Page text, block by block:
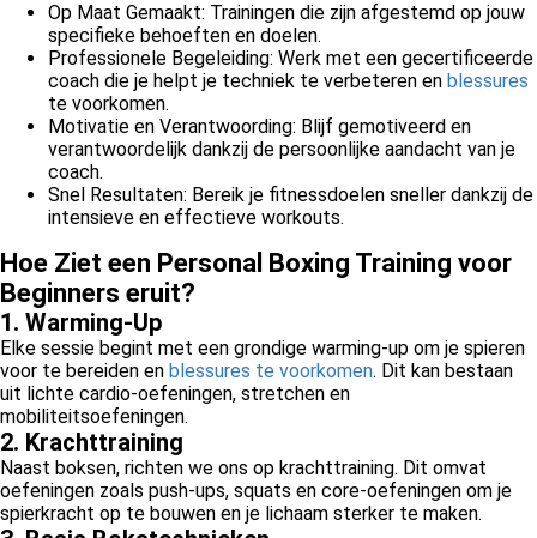
Op Maat Gemaakt: Trainingen die zijn afgestemd op jouw
specifieke behoeften en doelen.
Professionele Begeleiding: Werk met een gecertificeerde
coach die je helpt je techniek te verbeteren en blessures
te voorkomen.
Motivatie en Verantwoording: Blijf gemotiveerd en
verantwoordelijk dankzij de persoonlijke aandacht van je
coach.
Snel Resultaten: Bereik je fitnessdoelen sneller dankzij de
intensieve en effectieve workouts.
Hoe Ziet een Personal Boxing Training voor
Beginners eruit?
1. Warming-Up
Elke sessie begint met een grondige warming-up om je spieren
voor te bereiden en blessures te voorkomen. Dit kan bestaan
uit lichte cardio-oefeningen, stretchen en
mobiliteitsoefeningen.
2. Krachttraining
Naast boksen, richten we ons op krachttraining. Dit omvat
oefeningen zoals push-ups, squats en core-oefeningen om je
spierkracht op te bouwen en je lichaam sterker te maken.